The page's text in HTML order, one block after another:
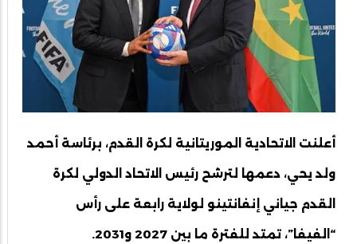
أعلنت الاتحادية الموريتانية لكرة القدم، برئاسة أحمد
ولد يحي، دعمها لترشح رئيس الاتحاد الدولي لكرة
القدم جياني إنفانتينو لولاية رابعة على رأس
“الفيفا”، تمتد للفترة ما بين 2027 و2031.